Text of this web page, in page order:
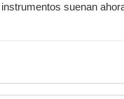
suenan